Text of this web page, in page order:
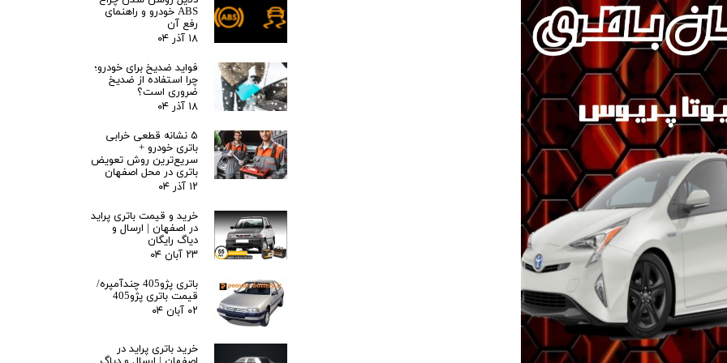
جک KMC/JAC
بهمن موتور
پارس خودرو
لیفان
سیترو،ن
دوو
رنو
مزدا
نیسان
برلیانس
70 امپر بلندR
74 امپر
ABS خودرو و راهنمای
رفع آن
۱۸ آذر ۰۴
فواید ضدیخ برای خودرو؛
چرا استفاده از ضدیخ
ضروری است؟
۱۸ آذر ۰۴
۵ نشانه قطعی خرابی
باتری خودرو +
سریع‌ترین روش تعویض
باتری در محل اصفهان
۱۲ آذر ۰۴
خرید و قیمت باتری پراید
در اصفهان | ارسال و
دیاگ رایگان
۲۳ آبان ۰۴
باتری پژو405 چندآمپره/
قیمت باتری پژو405
۰۲ آبان ۰۴
خرید باتری پراید در